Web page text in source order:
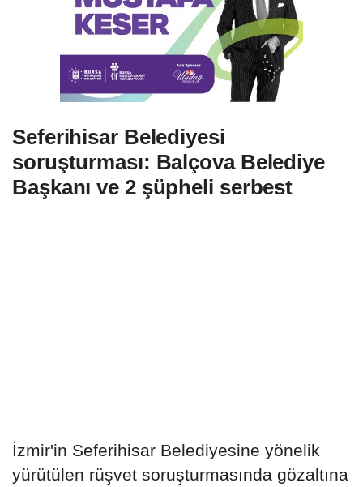
Seferihisar Belediyesi
soruşturması: Balçova Belediye
Başkanı ve 2 şüpheli serbest
İzmir'in Seferihisar Belediyesine yönelik
yürütülen rüşvet soruşturmasında gözaltına